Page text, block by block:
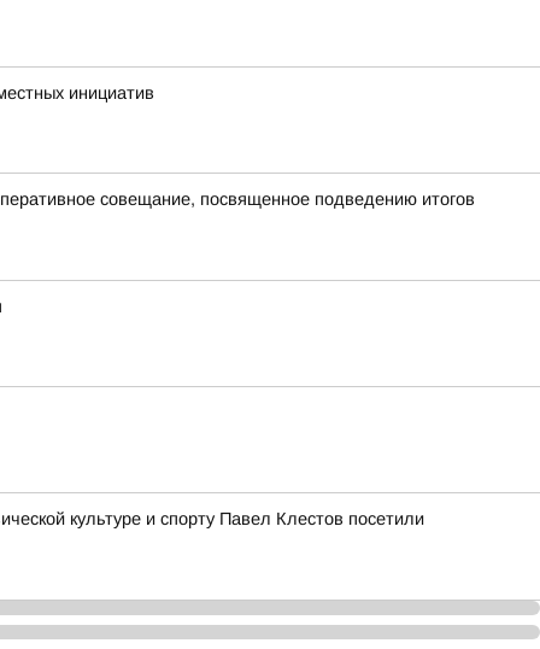
инициатив
совещание, посвященное подведению итогов
культуре и спорту Павел Клестов посетили